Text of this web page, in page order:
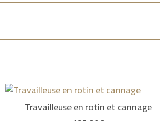
Travailleuse en rotin et cannage